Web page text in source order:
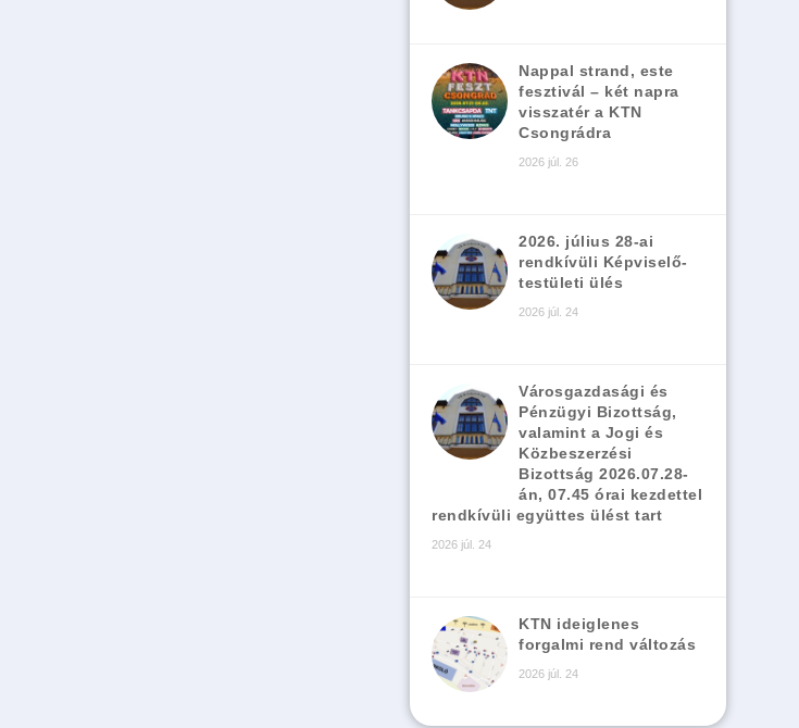
Nappal strand, este
fesztivál – két napra
visszatér a KTN
Csongrádra
2026 júl. 26
2026. július 28-ai
rendkívüli Képviselő-
testületi ülés
2026 júl. 24
Városgazdasági és
Pénzügyi Bizottság,
valamint a Jogi és
Közbeszerzési
Bizottság 2026.07.28-
án, 07.45 órai kezdettel
rendkívüli együttes ülést tart
2026 júl. 24
KTN ideiglenes
forgalmi rend változás
2026 júl. 24